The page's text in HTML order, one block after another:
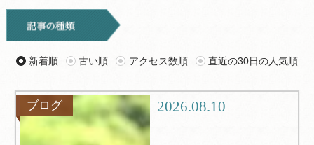
キャンプ
旅行記 ツアー
グルメ
ブログ
新着順 古い順 アクセス数順 直近の30日の人気順
ブログ 2026.08.10